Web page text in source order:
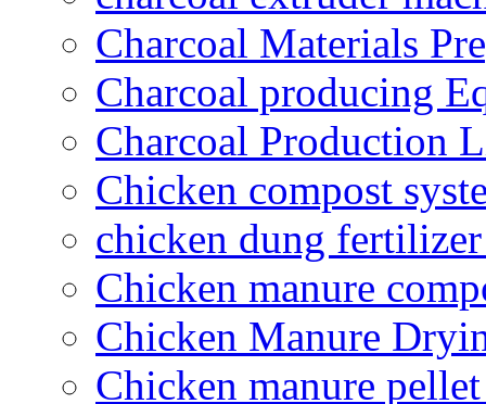
Charcoal Materials
Charcoal producing
Charcoal Production
Chicken compost
chicken dung
Chicken manure
Chicken Manure
Chicken manure